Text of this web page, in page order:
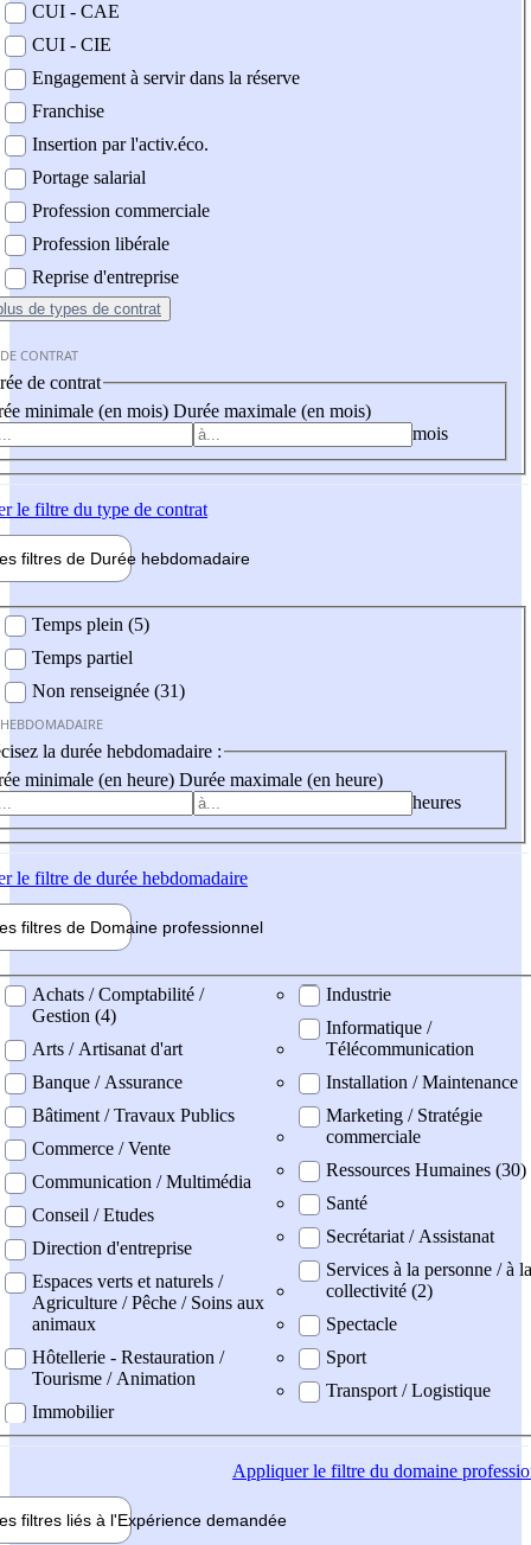
CUI - CAE
CUI - CIE
Engagement à servir dans la réserve
Franchise
Insertion par l'activ.éco.
Portage salarial
Profession commerciale
Profession libérale
Reprise d'entreprise
de types de contrat
CONTRAT
de contrat
minimale (en mois) Durée maximale (en mois)
mois
le filtre du type de contrat
filtres de Durée hebdomadaire
Temps plein (5)
Temps partiel
Non renseignée (31)
la durée hebdomadaire :
minimale (en heure) Durée maximale (en heure)
heures
le filtre de durée hebdomadaire
filtres de Domaine professionnel
professionel
Achats / Comptabilité /
Gestion (4)
Arts / Artisanat d'art
Banque / Assurance
Bâtiment / Travaux Publics
Commerce / Vente
Communication / Multimédia
Conseil / Etudes
Direction d'entreprise
Espaces verts et naturels /
Agriculture / Pêche / Soins aux
animaux
Hôtellerie - Restauration /
Tourisme / Animation
Immobilier
Industrie
Informatique /
Télécommunication
Installation / Maintenance
Marketing / Stratégie
commerciale
Ressources Humaines (30)
Santé
Secrétariat / Assistanat
Services à la personne / à la
collectivité (2)
Spectacle
Sport
Transport / Logistique
Appliquerle filtre du domaine
filtres liés à l'Expérience demandée